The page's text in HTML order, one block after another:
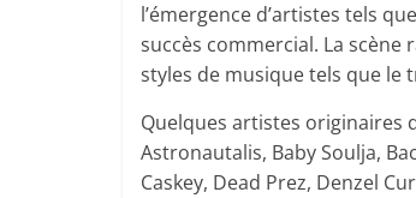
l’émergence d’artistes tels
succès commercial. La scène
styles de musique tels que le
Quelques artistes originaires
Astronautalis, Baby Soulja,
Caskey, Dead Prez, Denzel